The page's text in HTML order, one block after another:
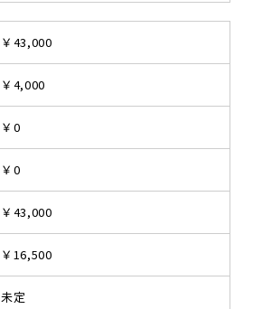
￥43,000
￥4,000
￥0
￥0
￥43,000
￥16,500
未定